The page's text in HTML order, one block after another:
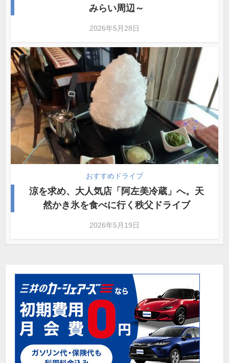
みらい周辺～
2026年5月28日
おすすめドライブ
涼を求め、大人気店「阿左美冷蔵」へ。天
然かき氷を食べに行く秩父ドライブ
2026年5月19日